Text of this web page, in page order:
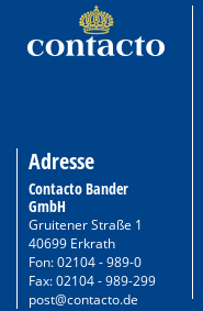
Adresse
Contacto Bander
GmbH
Gruitener Straße 1
40699 Erkrath
Fon: 02104 - 989-0
Fax: 02104 - 989-299
post@contacto.de